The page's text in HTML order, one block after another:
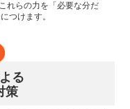
れらの力を「必要な分だ
つけます。
る
策